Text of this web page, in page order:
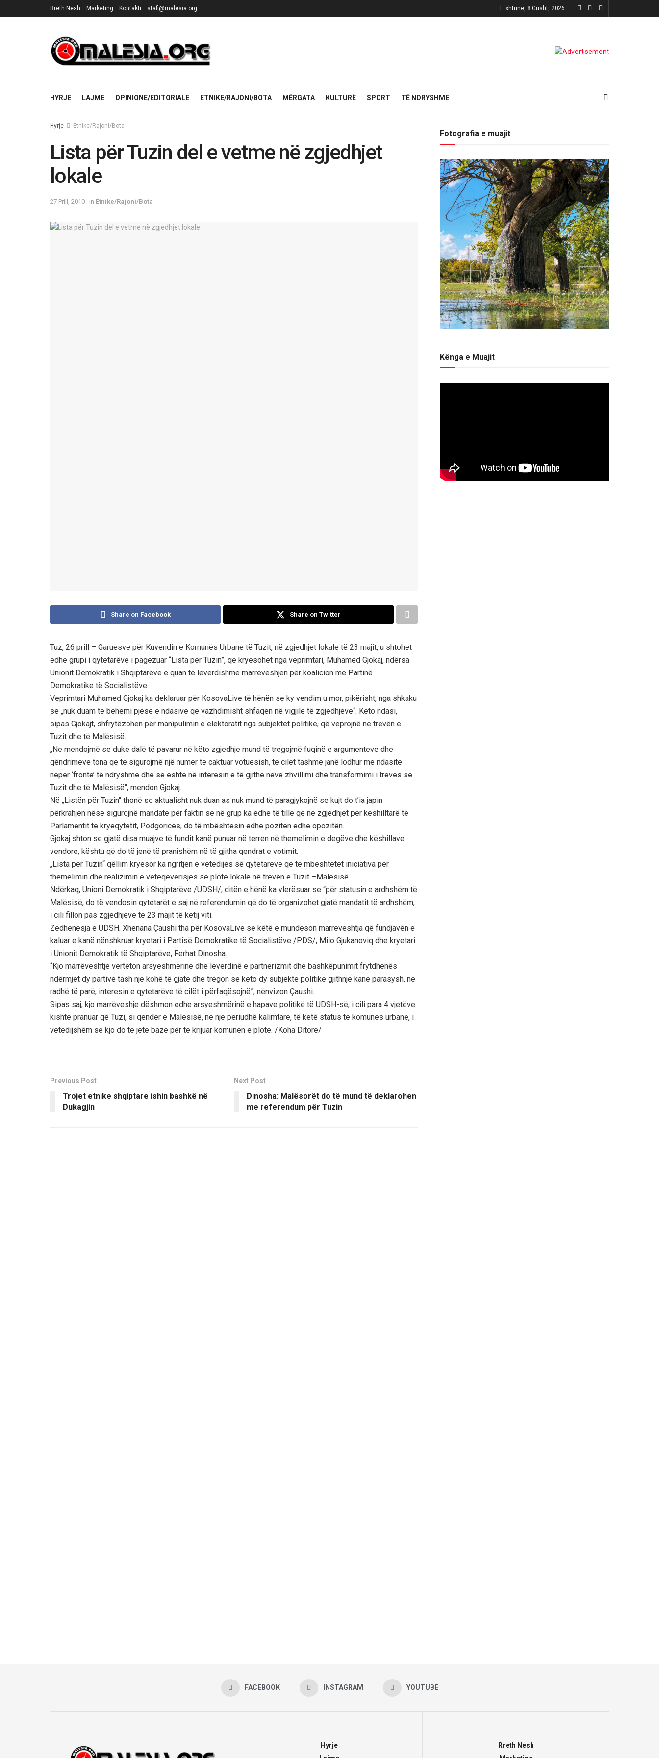
Rreth Nesh Marketing Kontakti stafi@malesia.org E shtunë, 8 Gusht, 2026
HYRJE LAJME OPINIONE/EDITORIALE ETNIKE/RAJONI/BOTA MËRGATA KULTURË SPORT TË NDRYSHME
Hyrje Etnike/Rajoni/Bota
Lista për Tuzin del e vetme në zgjedhjet
lokale
27 Prill, 2010 in Etnike/Rajoni/Bota
Share on Facebook Share on Twitter
Tuz, 26 prill – Garuesve për Kuvendin e Komunës Urbane të Tuzit, në zgjedhjet lokale të 23 majit, u shtohet
edhe grupi i qytetarëve i pagëzuar “Lista për Tuzin”, që kryesohet nga veprimtari, Muhamed Gjokaj, ndërsa
Unionit Demokratik i Shqiptarëve e quan të leverdishme marrëveshjen për koalicion me Partinë
Demokratike të Socialistëve.
Veprimtari Muhamed Gjokaj ka deklaruar për KosovaLive të hënën se ky vendim u mor, pikërisht, nga shkaku
se „nuk duam të bëhemi pjesë e ndasive që vazhdimisht shfaqen në vigjile të zgjedhjeve“. Këto ndasi,
sipas Gjokajt, shfrytëzohen për manipulimin e elektoratit nga subjektet politike, që veprojnë në trevën e
Tuzit dhe të Malësisë.
„Ne mendojmë se duke dalë të pavarur në këto zgjedhje mund të tregojmë fuqinë e argumenteve dhe
qëndrimeve tona që të sigurojmë një numër të caktuar votuesish, të cilët tashmë janë lodhur me ndasitë
nëpër ‘fronte’ të ndryshme dhe se është në interesin e të gjithë neve zhvillimi dhe transformimi i trevës së
Tuzit dhe të Malësisë“, mendon Gjokaj.
Në „Listën për Tuzin“ thonë se aktualisht nuk duan as nuk mund të paragjykojnë se kujt do t’ia japin
përkrahjen nëse sigurojnë mandate për faktin se në grup ka edhe të tillë që në zgjedhjet për këshilltarë të
Parlamentit të kryeqytetit, Podgoricës, do të mbështesin edhe pozitën edhe opozitën.
Gjokaj shton se gjatë disa muajve të fundit kanë punuar në terren në themelimin e degëve dhe këshillave
vendore, kështu që do të jenë të pranishëm në të gjitha qendrat e votimit.
„Lista për Tuzin“ qëllim kryesor ka ngritjen e vetëdijes së qytetarëve që të mbështetet iniciativa për
themelimin dhe realizimin e vetëqeverisjes së plotë lokale në trevën e Tuzit –Malësisë.
Ndërkaq, Unioni Demokratik i Shqiptarëve /UDSH/, ditën e hënë ka vlerësuar se “për statusin e ardhshëm të
Malësisë, do të vendosin qytetarët e saj në referendumin që do të organizohet gjatë mandatit të ardhshëm,
i cili fillon pas zgjedhjeve të 23 majit të këtij viti.
Zëdhënësja e UDSH, Xhenana Çaushi tha për KosovaLive se këtë e mundëson marrëveshtja që fundjavën e
kaluar e kanë nënshkruar kryetari i Partisë Demokratike të Socialistëve /PDS/, Milo Gjukanoviq dhe kryetari
i Unionit Demokratik të Shqiptarëve, Ferhat Dinosha.
“Kjo marrëveshtje vërteton arsyeshmërinë dhe leverdinë e partnerizmit dhe bashkëpunimit frytdhënës
ndërmjet dy partive tash një kohë të gjatë dhe tregon se këto dy subjekte politike gjithnjë kanë parasysh, në
radhë të parë, interesin e qytetarëve të cilët i përfaqësojnë”, nënvizon Çaushi.
Sipas saj, kjo marrëveshje dëshmon edhe arsyeshmërinë e hapave politikë të UDSH-së, i cili para 4 vjetëve
kishte pranuar që Tuzi, si qendër e Malësisë, në një periudhë kalimtare, të ketë status të komunës urbane, i
vetëdijshëm se kjo do të jetë bazë për të krijuar komunën e plotë. /Koha Ditore/
Previous Post
Trojet etnike shqiptare ishin bashkë në
Dukagjin
Next Post
Dinosha: Malësorët do të mund të deklarohen
me referendum për Tuzin
Fotografia e muajit
Kënga e Muajit
FACEBOOK INSTAGRAM YOUTUBE
Hyrje
Rreth Nesh